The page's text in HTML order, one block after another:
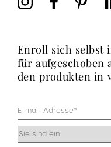
enroll sich selbst in unserem rundschreiben
für aufgeschoben
den produkten in
Mail
(erforderlich)
Occupazione